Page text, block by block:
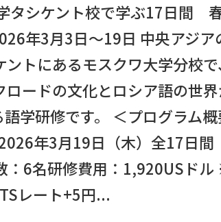
タシケント校で学ぶ17日間
年3月3日～19日 中央アジア
ントにあるモスクワ大学分校
ロードの文化とロシア語の世
語学研修です。 ＜プログ
年3月19日（木）全17日間
：6名研修費用：1,920USド
レート+5円...